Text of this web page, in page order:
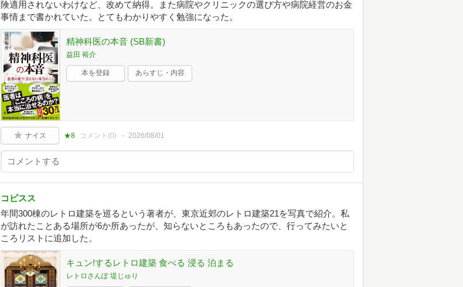
険適用されないわけなど、改めて納得。また病院やクリニックの選び方や病院経営のお金
事情まで書かれていた。とてもわかりやすく勉強になった。
精神科医の本音 (SB新書)
益田 裕介
本を登録 あらすじ・内容
ナイス ★8 コメント(0) 2026/08/01
コピスス
年間300棟のレトロ建築を巡るという著者が、東京近郊のレトロ建築21を写真で紹介。私
が訪れたことある場所が6か所あったが、知らないところもあったので、行ってみたいと
ころリストに追加した。
キュン!するレトロ建築 食べる 浸る 泊まる
レトロさんぽ 堤じゅり